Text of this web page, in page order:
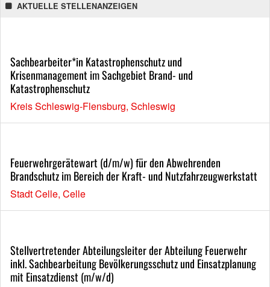
AKTUELLE STELLENANZEIGEN
Sachbearbeiter*in Katastrophenschutz und
Krisenmanagement im Sachgebiet Brand- und
Katastrophenschutz
Kreis Schleswig-Flensburg, Schleswig
Feuerwehrgerätewart (d/m/w) für den Abwehrenden
Brandschutz im Bereich der Kraft- und Nutzfahrzeugwerkstatt
Stadt Celle, Celle
Stellvertretender Abteilungsleiter der Abteilung Feuerwehr
inkl. Sachbearbeitung Bevölkerungsschutz und Einsatzplanung
mit Einsatzdienst (m/w/d)